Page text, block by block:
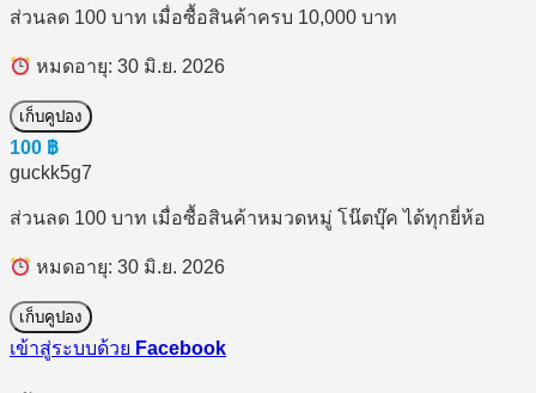
ส่วนลด 100 บาท เมื่อซื้อสินค้าครบ 10,000 บาท
หมดอายุ: 30 มิ.ย. 2026
เก็บคูปอง
100 ฿
guckk5g7
ส่วนลด 100 บาท เมื่อซื้อสินค้าหมวดหมู่ โน๊ตบุ๊ค ได้ทุกยี่ห้อ
หมดอายุ: 30 มิ.ย. 2026
เก็บคูปอง
เข้าสู่ระบบด้วย Facebook